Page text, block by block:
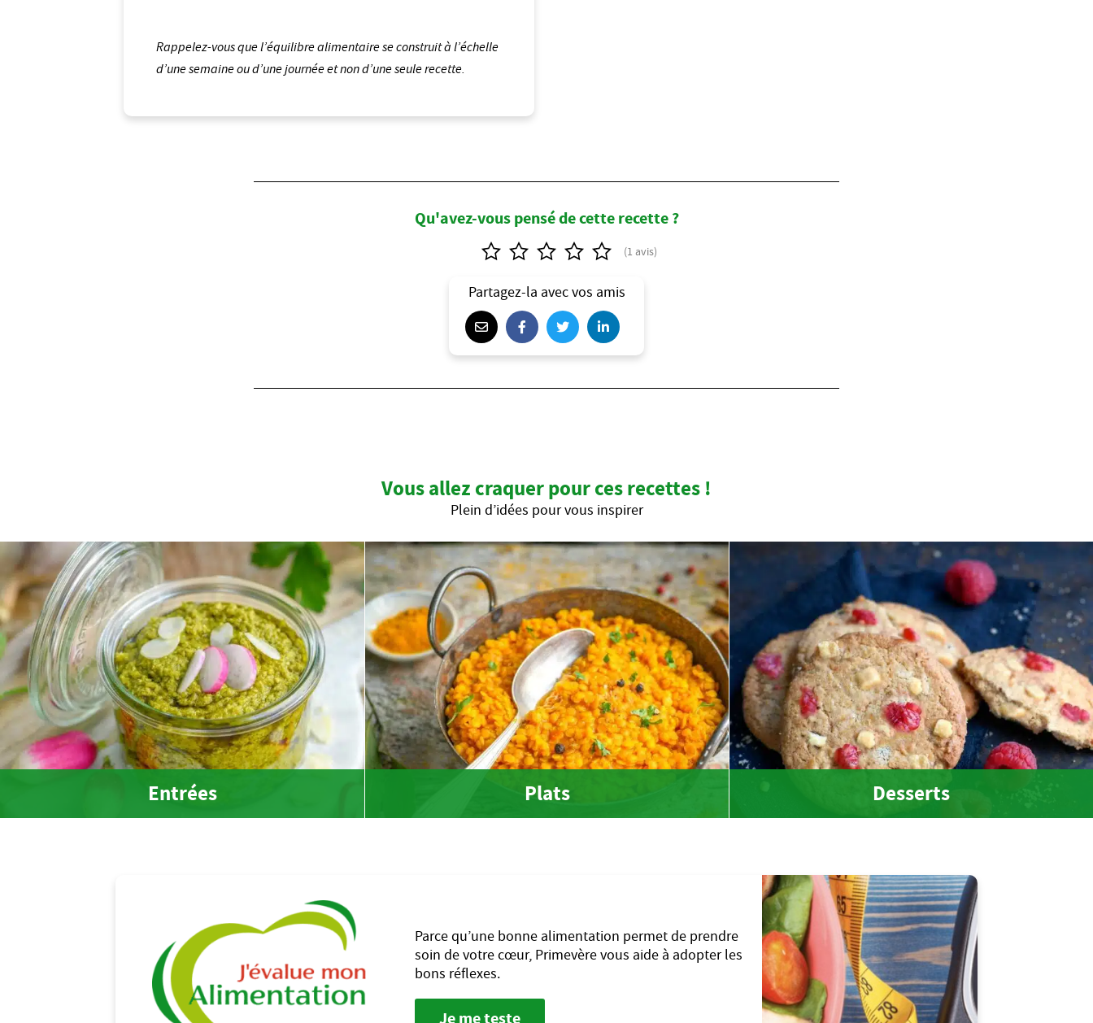
Rappelez-vous que l’équilibre alimentaire se construit à l’échelle
d’une semaine ou d’une journée et non d’une seule recette.
Qu'avez-vous pensé de cette recette ?
Partagez-la avec vos amis
Vous allez craquer pour ces recettes !
Plein d’idées pour vous inspirer
Entrées Plats Desserts
Parce qu’une bonne alimentation permet de prendre
soin de votre cœur, Primevère vous aide à adopter les
bons réflexes.
Je me teste